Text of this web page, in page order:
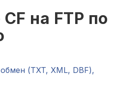
на FTP по
(TXT, XML, DBF),